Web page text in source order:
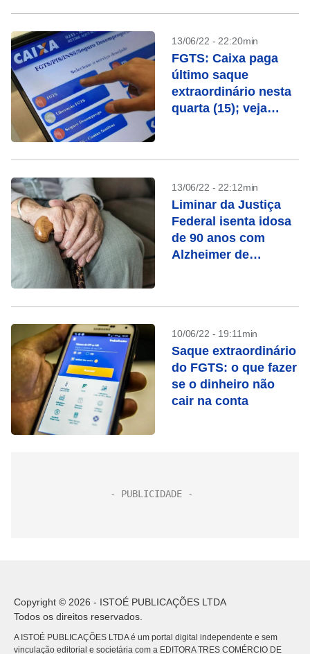
13/06/22 - 22:20min
FGTS: Caixa paga
último saque
extraordinário nesta
quarta (15); veja
13/06/22 - 22:12min
Liminar da Justiça
Federal isenta idosa
de 90 anos com
Alzheimer de
10/06/22 - 19:11min
Saque extraordinário
do FGTS: o que fazer
se o dinheiro não
cair na conta
Copyright © 2026 - ISTOÉ PUBLICAÇÕES LTDA
Todos os direitos reservados.
A ISTOÉ PUBLICAÇÕES LTDA é um portal digital independente e sem
vinculação editorial e societária com a EDITORA TRES COMÉRCIO DE